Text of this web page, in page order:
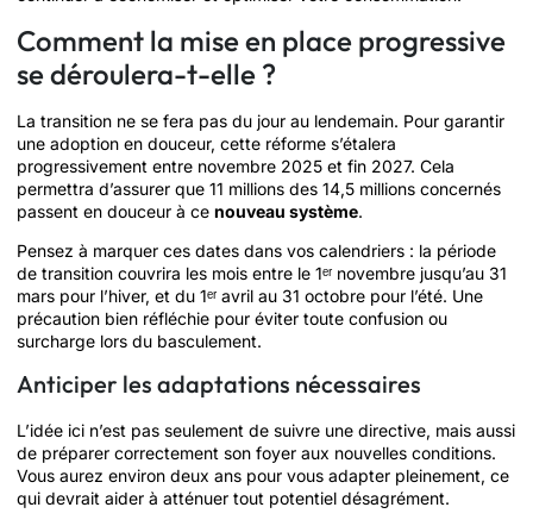
Comment la mise en place progressive
se déroulera-t-elle ?
La transition ne se fera pas du jour au lendemain. Pour garantir
une adoption en douceur, cette réforme s’étalera
progressivement entre novembre 2025 et fin 2027. Cela
permettra d’assurer que 11 millions des 14,5 millions concernés
passent en douceur à ce nouveau système.
Pensez à marquer ces dates dans vos calendriers : la période
de transition couvrira les mois entre le 1ᵉʳ novembre jusqu’au 31
mars pour l’hiver, et du 1ᵉʳ avril au 31 octobre pour l’été. Une
précaution bien réfléchie pour éviter toute confusion ou
surcharge lors du basculement.
Anticiper les adaptations nécessaires
L’idée ici n’est pas seulement de suivre une directive, mais aussi
de préparer correctement son foyer aux nouvelles conditions.
Vous aurez environ deux ans pour vous adapter pleinement, ce
qui devrait aider à atténuer tout potentiel désagrément.